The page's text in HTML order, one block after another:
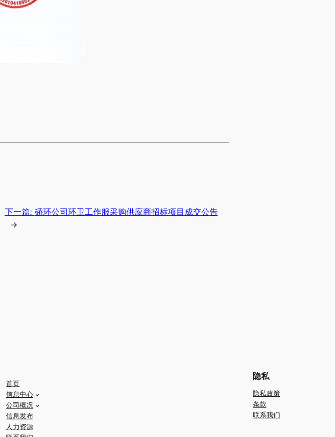
下一篇: 硚环公司环卫工作服采购供应商招标项目成交公告
→
首页
信息中心
公司概况
信息发布
人力资源
隐私
隐私政策
条款
联系我们